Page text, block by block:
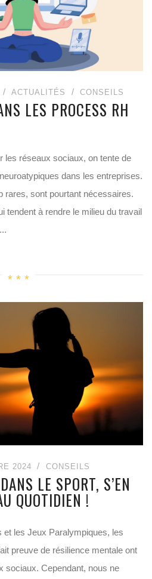
ACTUALITÉS CONSEILS
LES PROCESS RH
les réseaux sociaux, on tente de
dans les entreprises.
rares, sont pourtant nécessaires.
tendent à rendre le milieu du travail
2024 CONSEILS
LE SPORT, S’EN
QUOTIDIEN !
les Jeux Paralympiques, les
preuve de résilience mentale ont
sociaux. Cependant, nous ne